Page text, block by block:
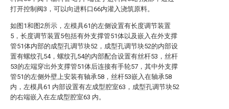
打开控制阀3，可以向进料口66内灌入浇筑原料。
如图1和图2所示，左模具61的左侧设置有长度调节装置
5，长度调节装置5包括有外支撑管51体以及嵌入在外支撑
管51体内部的成型孔调节块52，成型孔调节块52的内部设
置有螺纹孔54，螺纹孔54的内部配合设置有丝杆53，丝杆
53的左端穿出外支撑管51体后连接有手轮57，其中外支撑
管51的左侧外壁上安装有轴承58，丝杆53嵌入在轴承58
内，左模具61 内部设置有左成型腔室63，成型孔调节块52
的右端嵌入在左成型腔室63 内。